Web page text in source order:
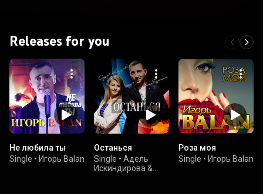
Releases for you
Не любила ты
Single • Игорь Balan
Останься
Single • Адель
Искиндирова &
Роза моя
Single • Игорь Balan